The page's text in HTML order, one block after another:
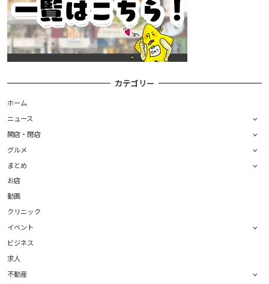
カテゴリー
ホーム
ニュース
開店・閉店
グルメ
まとめ
お店
動画
クリニック
イベント
ビジネス
求人
不動産